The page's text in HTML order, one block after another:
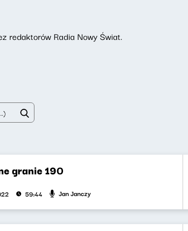
redaktorów Radia Nowy Świat.
granie 190
59:44 Jan Janczy